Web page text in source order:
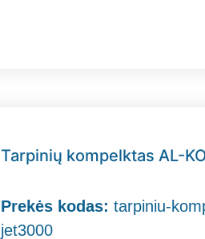
Tarpinių kompelktas AL-
Prekės kodas:tarpiniu-
jet3000